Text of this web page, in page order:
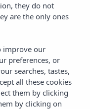
they do not
are the only ones
improve our
preferences, or
searches, tastes,
all these cookies
them by clicking
by clicking on